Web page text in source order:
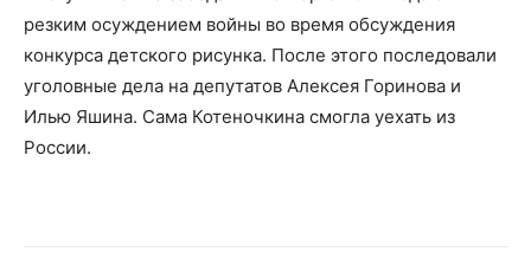
резким осуждением войны во время обсуждения
конкурса детского рисунка. После этого последовали
уголовные дела на депутатов Алексея Горинова и
Илью Яшина. Сама Котеночкина смогла уехать из
России.